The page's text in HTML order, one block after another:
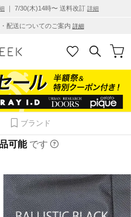
｜ 7/30(木)14時〜 送料改訂 詳細
配送についてのご案内 詳細
ブランド
可能 です